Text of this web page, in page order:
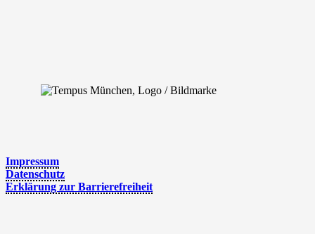
Impres­sum
Daten­schutz
Erklä­rung zur Barrierefreiheit